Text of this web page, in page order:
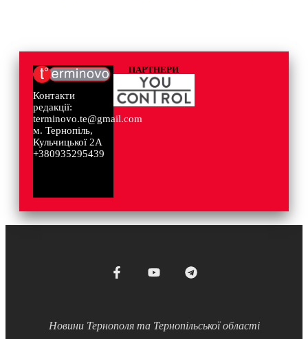
Контакти
редакції:
terminovo.te@gmail.com
м. Тернопіль,
Кульчицької 2А
+380935295439
ПАРТНЕРИ
Новини Тернополя та Тернопільської області